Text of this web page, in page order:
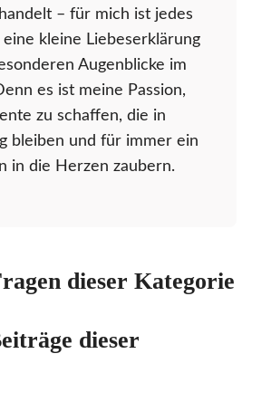
– für mich ist jedes
eine kleine Liebeserklärung
Augenblicke im
es ist meine Passion,
zu schaffen, die in
bleiben und für immer ein
in die Herzen zaubern.
dieser Kategorie
dieser